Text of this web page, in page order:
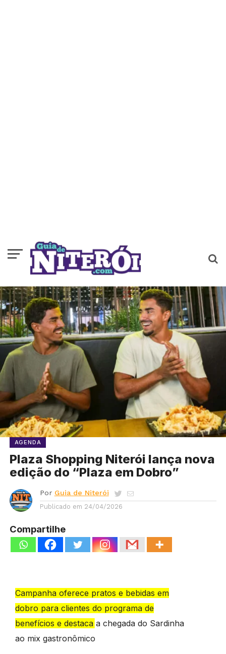
AGENDA
Plaza Shopping Niterói lança nova
edição do “Plaza em Dobro”
Por Guia de Niterói
Publicado em 24/04/2026
Compartilhe
Campanha oferece pratos e bebidas em
dobro para clientes do programa de
benefícios e destaca a chegada do Sardinha
ao mix gastronômico